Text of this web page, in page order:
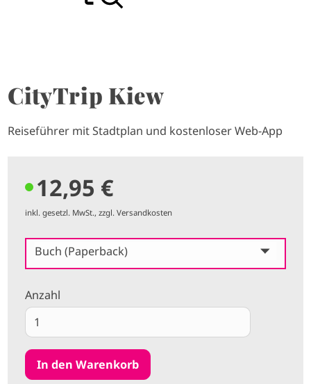
CityTrip Kiew
Reiseführer mit Stadtplan und kostenloser Web-App
12,95 €
inkl. gesetzl. MwSt., zzgl. Versandkosten
Buch (Paperback)
Anzahl